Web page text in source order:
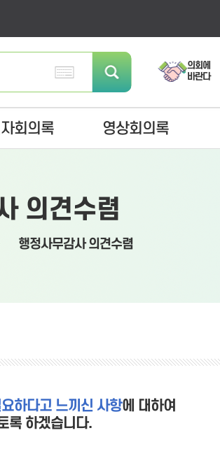
회의록 영상회의록
의회에
바란다
의견수렴
행정사무감사 의견수렴
하다고 느끼신 사항에 대하여
록 하겠습니다.